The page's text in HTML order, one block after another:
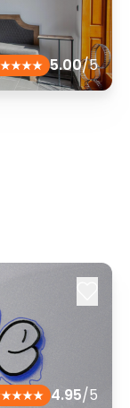
5.00/5
4.95/5